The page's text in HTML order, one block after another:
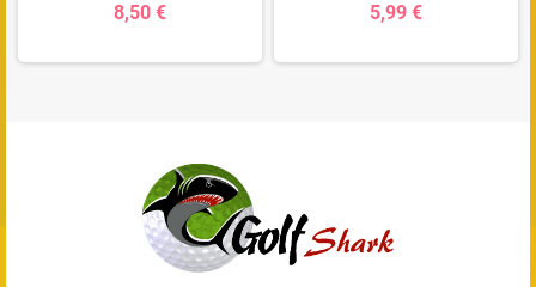
8,50 € 5,99 €